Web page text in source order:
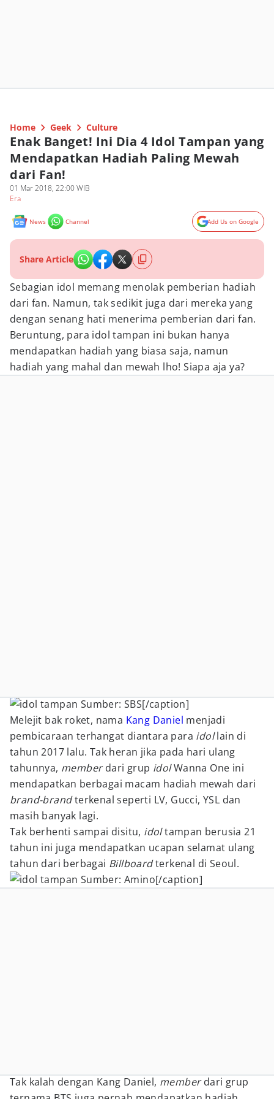
Home Geek Culture
Enak Banget! Ini Dia 4 Idol Tampan yang
Mendapatkan Hadiah Paling Mewah
dari Fan!
01 Mar 2018, 22:00 WIB
Era
News Channel Add Us on Google
Share Article
Sebagian idol memang menolak pemberian hadiah
dari fan. Namun, tak sedikit juga dari mereka yang
dengan senang hati menerima pemberian dari fan.
Beruntung, para idol tampan ini bukan hanya
mendapatkan hadiah yang biasa saja, namun
hadiah yang mahal dan mewah lho! Siapa aja ya?
Sumber: SBS[/caption]
Melejit bak roket, nama Kang Daniel menjadi
pembicaraan terhangat diantara para idollain di
tahun 2017 lalu. Tak heran jika pada hari ulang
tahunnya, memberdari grup idolWanna One ini
mendapatkan berbagai macam hadiah mewah dari
brand-brandterkenal seperti LV, Gucci, YSL dan
masih banyak lagi.
Tak berhenti sampai disitu, idoltampan berusia 21
tahun ini juga mendapatkan ucapan selamat ulang
tahun dari berbagai Billboardterkenal di Seoul.
Sumber: Amino[/caption]
Tak kalah dengan Kang Daniel, memberdari grup